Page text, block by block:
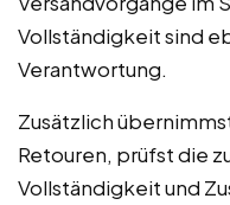
Vollständigkeit sind
Verantwortung.
Zusätzlich
Retouren, prüfst die
Vollständigkeit und